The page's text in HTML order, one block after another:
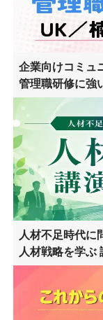
企業向けコミュ
管理職研修に強
人材不足時代
人材戦略を学